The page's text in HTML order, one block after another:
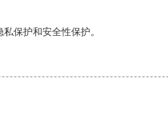
保护和安全性保护。